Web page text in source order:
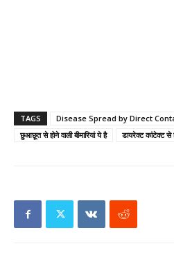
TAGS Disease Spread by Direct
छुआछूत से होने वाली बीमारियां ये है
डायरेक्ट कांटेक्ट से